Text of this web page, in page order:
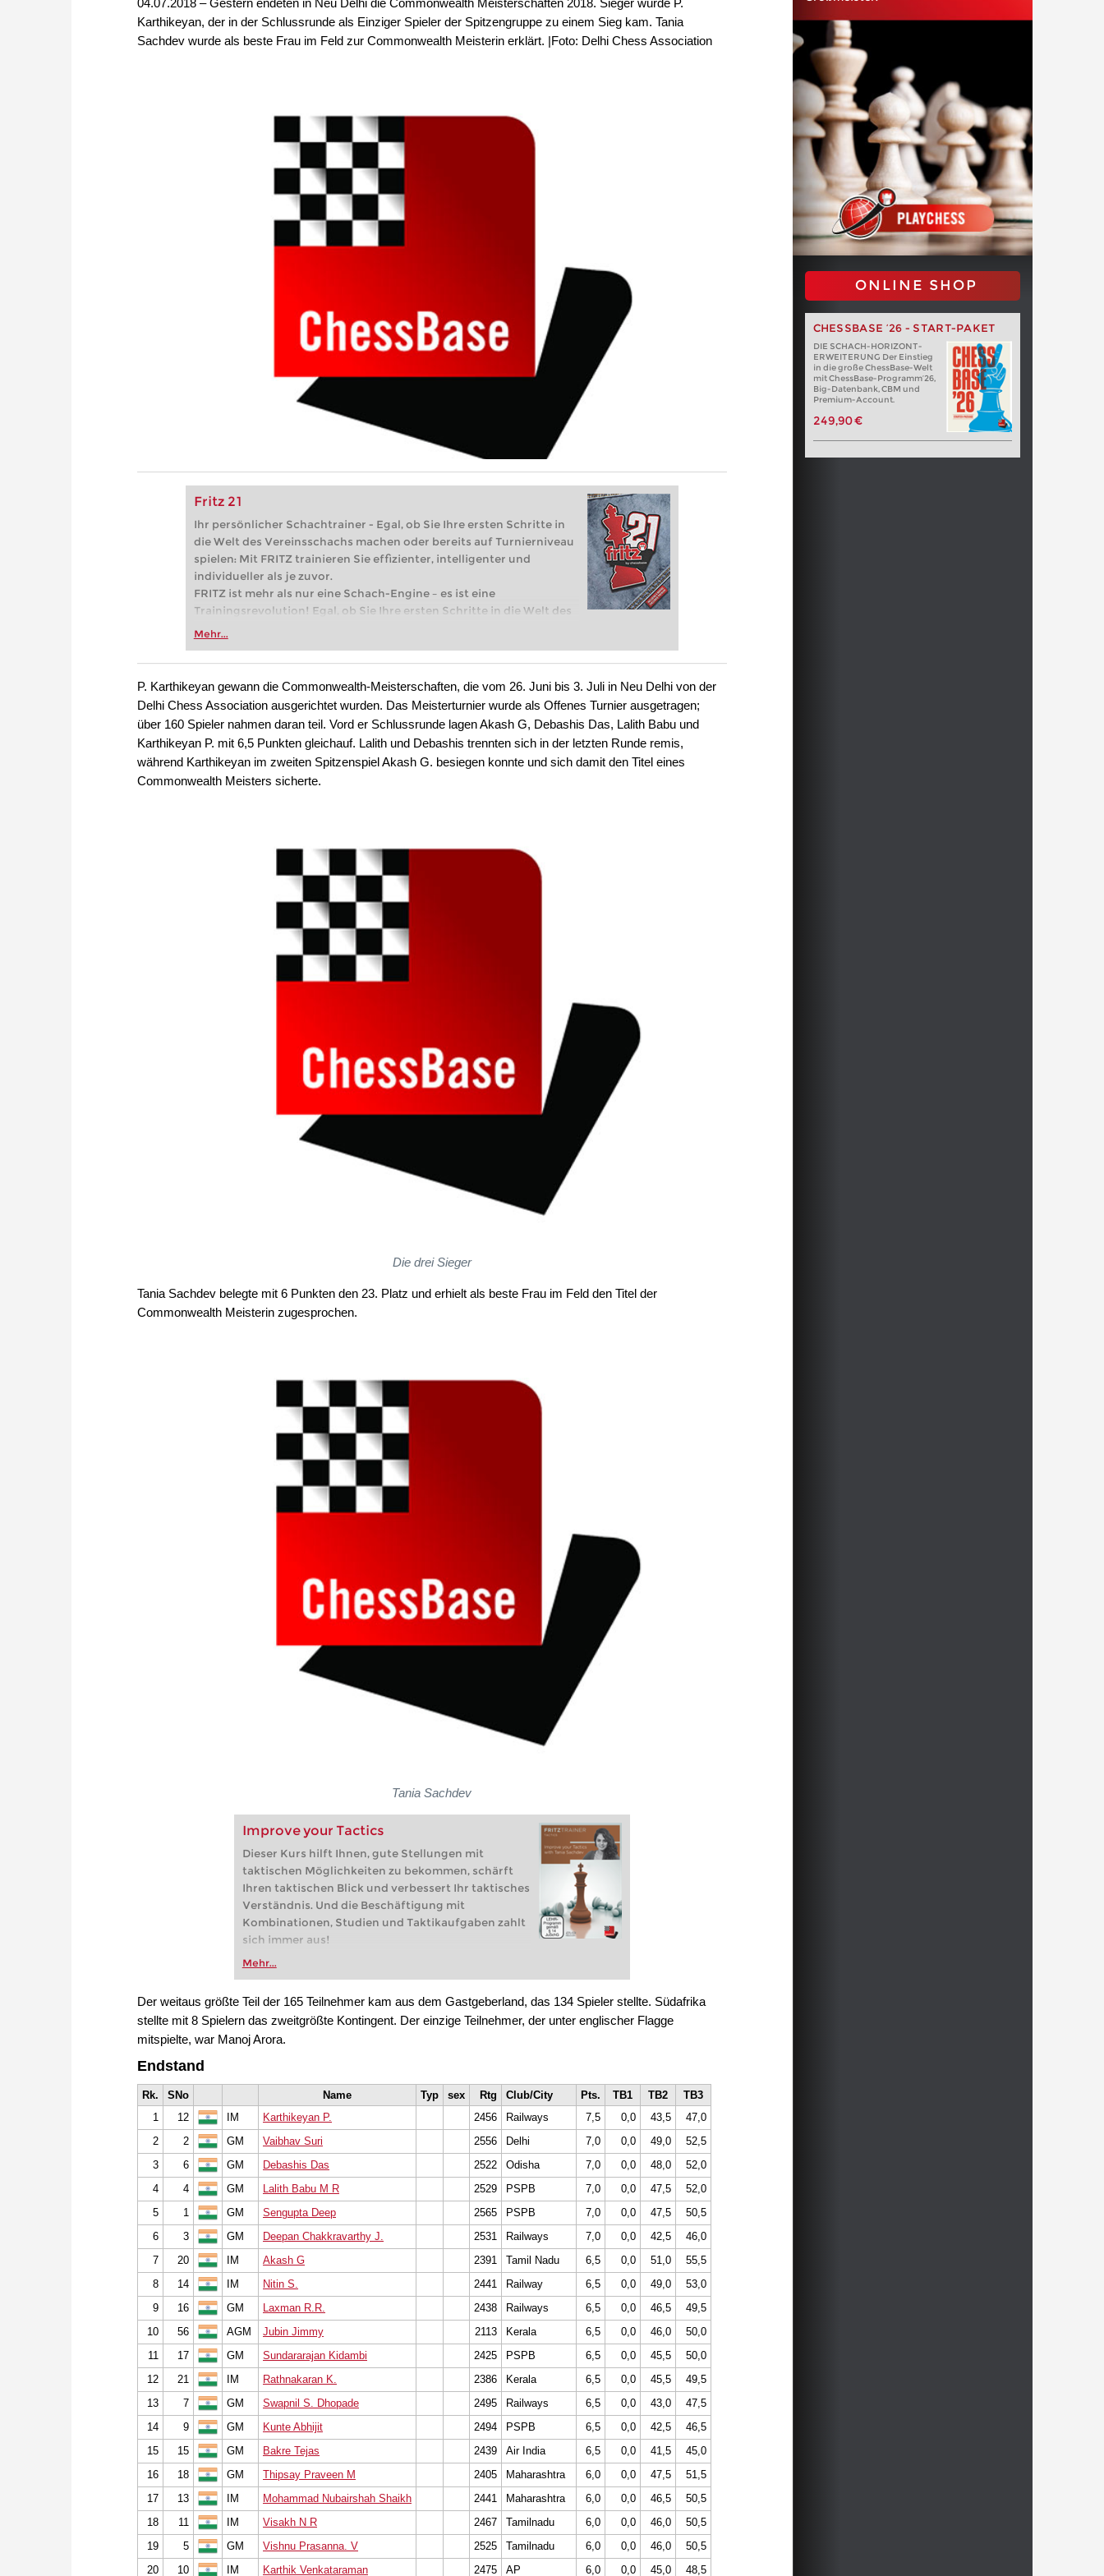
Karthikeyan, der in der Schlussrunde als Einziger Spieler der Spitzengruppe zu einem Sieg kam. Tania
Sachdev wurde als beste Frau im Feld zur Commonwealth Meisterin erklärt. |Foto: Delhi Chess Association
Fritz 21
Ihr persönlicher Schachtrainer - Egal, ob Sie Ihre ersten Schritte in
die Welt des Vereinsschachs machen oder bereits auf Turnierniveau
spielen: Mit FRITZ trainieren Sie effizienter, intelligenter und
individueller als je zuvor.
FRITZ ist mehr als nur eine Schach-Engine – es ist eine
Trainingsrevolution! Egal, ob Sie Ihre ersten Schritte in die Welt des
Vereinsschachs machen oder bereits auf Turnierniveau spielen: Mit
zuvor.
Mehr...
ONLINE SHOP
CHESSBASE ’26 - START-PAKET
DIE SCHACH-HORIZONT-
ERWEITERUNG Der Einstieg
in die große ChessBase-Welt
mit ChessBase-Programm’26,
Big-Datenbank, CBM und
Premium-Account.
249,90 €
P. Karthikeyan gewann die Commonwealth-Meisterschaften, die vom 26. Juni bis 3. Juli in Neu Delhi von der
Delhi Chess Association ausgerichtet wurden. Das Meisterturnier wurde als Offenes Turnier ausgetragen;
über 160 Spieler nahmen daran teil. Vord er Schlussrunde lagen Akash G, Debashis Das, Lalith Babu und
Karthikeyan P. mit 6,5 Punkten gleichauf. Lalith und Debashis trennten sich in der letzten Runde remis,
während Karthikeyan im zweiten Spitzenspiel Akash G. besiegen konnte und sich damit den Titel eines
Commonwealth Meisters sicherte.
Die drei Sieger
Tania Sachdev belegte mit 6 Punkten den 23. Platz und erhielt als beste Frau im Feld den Titel der
Commonwealth Meisterin zugesprochen.
Tania Sachdev
Improve your Tactics
Dieser Kurs hilft Ihnen, gute Stellungen mit
taktischen Möglichkeiten zu bekommen, schärft
Ihren taktischen Blick und verbessert Ihr taktisches
Verständnis. Und die Beschäftigung mit
Kombinationen, Studien und Taktikaufgaben zahlt
sich immer aus!
Mehr...
Der weitaus größte Teil der 165 Teilnehmer kam aus dem Gastgeberland, das 134 Spieler stellte. Südafrika
stellte mit 8 Spielern das zweitgrößte Kontingent. Der einzige Teilnehmer, der unter englischer Flagge
mitspielte, war Manoj Arora.
Endstand
Rk. SNo Name Typ sex Rtg Club/City Pts. TB1 TB2
TB3
1
12 IM Karthikeyan P. 2456 Railways 7,5 0,0 43,5
47,0
2
2 GM Vaibhav Suri 2556 Delhi 7,0 0,0 49,0
52,5
3
6 GM Debashis Das 2522 Odisha 7,0 0,0 48,0
52,0
4
4 GM Lalith Babu M R 2529 PSPB 7,0 0,0 47,5
52,0
5
1 GM Sengupta Deep 2565 PSPB 7,0 0,0 47,5
50,5
6
3 GM Deepan Chakkravarthy J. 2531 Railways 7,0 0,0 42,5
46,0
7
20 IM Akash G 2391 Tamil Nadu 6,5 0,0 51,0
55,5
8
14 IM Nitin S. 2441 Railway 6,5 0,0 49,0
53,0
9
16 GM Laxman R.R. 2438 Railways 6,5 0,0 46,5
49,5
10
56 AGM Jubin Jimmy 2113 Kerala 6,5 0,0 46,0
50,0
11
17 GM Sundararajan Kidambi 2425 PSPB 6,5 0,0 45,5
50,0
12
21 IM Rathnakaran K. 2386 Kerala 6,5 0,0 45,5
49,5
13
7 GM Swapnil S. Dhopade 2495 Railways 6,5 0,0 43,0
47,5
14
9 GM Kunte Abhijit 2494 PSPB 6,5 0,0 42,5
46,5
15
15 GM Bakre Tejas 2439 Air India 6,5 0,0 41,5
45,0
16
18 GM Thipsay Praveen M 2405 Maharashtra 6,0 0,0 47,5
51,5
17
13 IM Mohammad Nubairshah Shaikh 2441 Maharashtra 6,0 0,0 46,5
50,5
18
11 IM Visakh N R 2467 Tamilnadu 6,0 0,0 46,0
50,5
19
5 GM Vishnu Prasanna. V 2525 Tamilnadu 6,0 0,0 46,0
50,5
20
10 IM Karthik Venkataraman 2475 AP 6,0 0,0 45,0 48,5